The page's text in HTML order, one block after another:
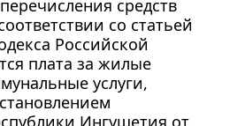
средств
со статьей
Российской
плата за жилые
услуги,
Ингушетия от